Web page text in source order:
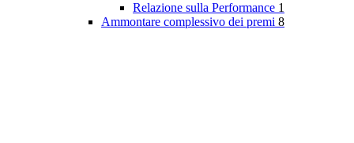
Relazione sulla Performance 1
Ammontare complessivo dei premi 8